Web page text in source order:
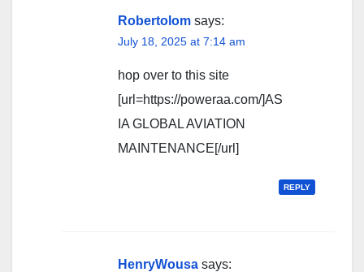
Robertolom says:
July 18, 2025 at 7:14 am
hop over to this site
[url=https://poweraa.com/]AS
IA GLOBAL AVIATION
MAINTENANCE[/url]
REPLY
HenryWousa says: